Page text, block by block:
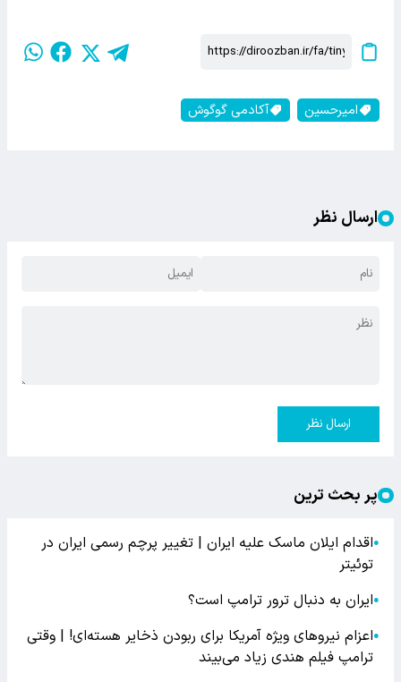
امیرحسین آکادمی گوگوش
ارسال نظر
ارسال نظر
پر بحث ترین
●اقدام ایلان ماسک علیه ایران | تغییر پرچم رسمی ایران در
توئیتر
●ایران به دنبال ترور ترامپ است؟
●اعزام نیروهای ویژه آمریکا برای ربودن ذخایر هسته‌ای! | وقتی
ترامپ فیلم هندی زیاد می‌بیند